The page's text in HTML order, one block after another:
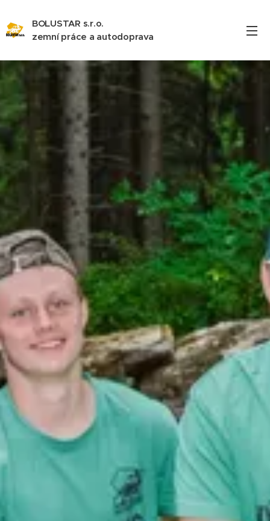
BOLUSTAR s.r.o.
zemní práce a autodoprava